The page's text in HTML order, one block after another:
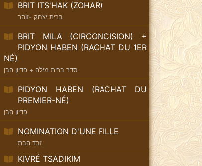
BRIT ITS'HAK (ZOHAR)
ברית יצחק -זוהר
BRIT MILA (CIRCONCISION) +
PIDYON HABEN (RACHAT DU 1ER
NÉ)
סדר ברית מילה + פדיון הבן
PIDYON HABEN (RACHAT DU
PREMIER-NÉ)
פדיון הבן
NOMINATION D'UNE FILLE
זבד הבת
KIVRÉ TSADIKIM